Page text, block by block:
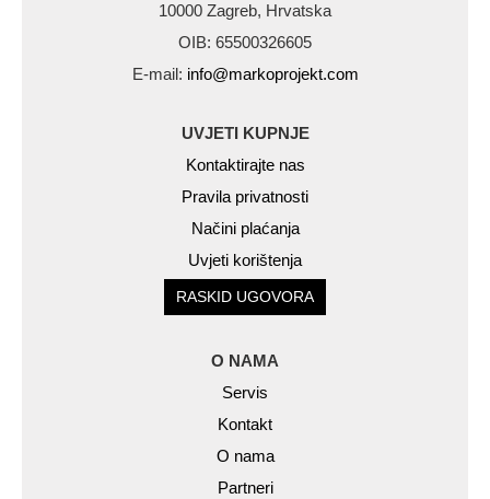
10000 Zagreb, Hrvatska
OIB: 65500326605
E-mail: info@markoprojekt.com
UVJETI KUPNJE
Kontaktirajte nas
Pravila privatnosti
Načini plaćanja
Uvjeti korištenja
RASKID UGOVORA
O NAMA
Servis
Kontakt
O nama
Partneri